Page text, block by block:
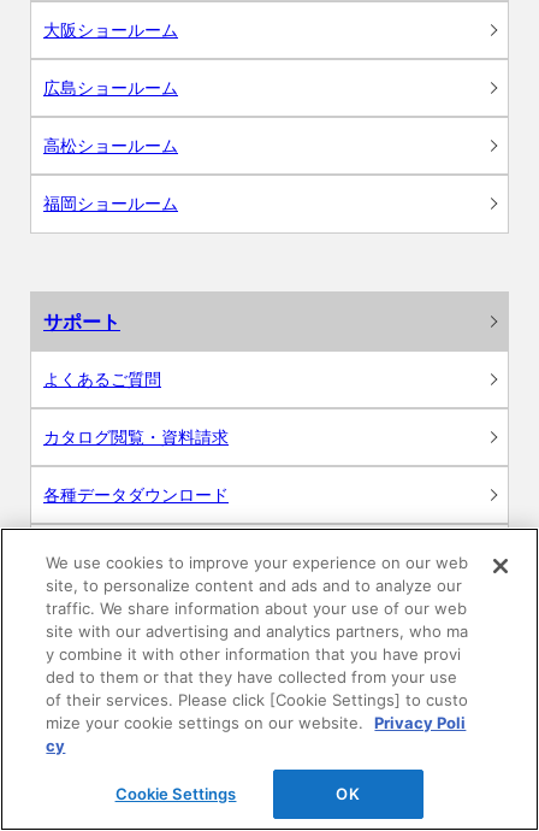
大阪ショールーム
広島ショールーム
高松ショールーム
福岡ショールーム
サポート
よくあるご質問
カタログ閲覧・資料請求
各種データダウンロード
WEB見積・各種シミュレーション
交換用部品の購入
修理・点検
お問い合わせ
We use cookies to improve your experience on our web
site, to personalize content and ads and to analyze our
traffic. We share information about your use of our web
site with our advertising and analytics partners, who ma
y combine it with other information that you have provi
ded to them or that they have collected from your use
of their services. Please click [Cookie Settings] to custo
mize your cookie settings on our website.
Privacy Poli
cy
Cookie Settings OK